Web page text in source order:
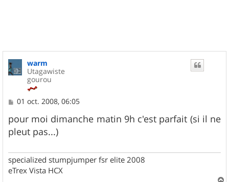
warm
Utagawiste
gourou
M
s
s
a
01 oct. 2008, 06:05
pour moi dimanche matin 9h c'est parfait (si il ne
pleut pas...)
specialized stumpjumper fsr elite 2008
eTrex Vista HCX